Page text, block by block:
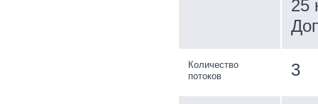
25
Количество
потоков
3